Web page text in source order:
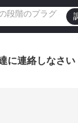
に連絡しなさい